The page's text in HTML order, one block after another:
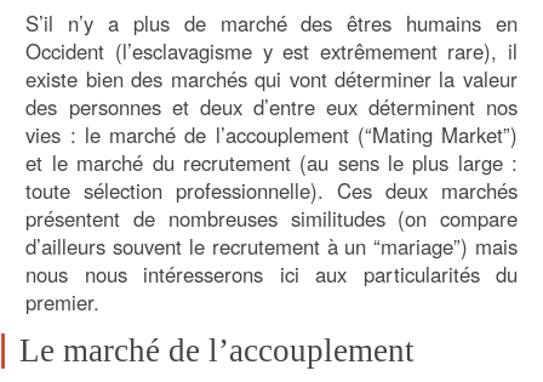
S’il n’y a plus de marché des êtres humains en
Occident (l’esclavagisme y est extrêmement rare), il
existe bien des marchés qui vont déterminer la valeur
des personnes et deux d’entre eux déterminent nos
vies : le marché de l’accouplement (“Mating Market”)
et le marché du recrutement (au sens le plus large :
toute sélection professionnelle). Ces deux marchés
présentent de nombreuses similitudes (on compare
d’ailleurs souvent le recrutement à un “mariage”) mais
nous nous intéresserons ici aux particularités du
premier.
Le marché de l’accouplement